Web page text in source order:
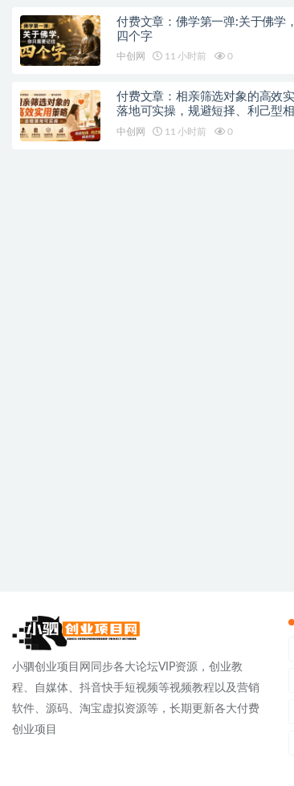
付费文章：佛学第一弹:关于佛学
四个字
中创网 11 小时前 0
付费文章：相亲筛选对象的高效
落地可实操，规避短择、利己型
中创网 11 小时前 0
小驷创业项目网同步各大论坛VIP资源，创业教
程、自媒体、抖音快手短视频等视频教程以及营销
软件、源码、淘宝虚拟资源等，长期更新各大付费
创业项目